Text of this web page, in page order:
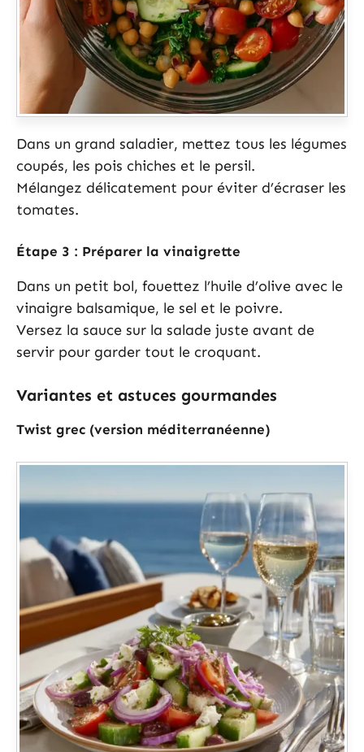
Dans un grand saladier, mettez tous les légumes
coupés, les pois chiches et le persil.
Mélangez délicatement pour éviter d’écraser les
tomates.
Étape 3 : Préparer la vinaigrette
Dans un petit bol, fouettez l’huile d’olive avec le
vinaigre balsamique, le sel et le poivre.
Versez la sauce sur la salade juste avant de
servir pour garder tout le croquant.
Variantes et astuces gourmandes
Twist grec (version méditerranéenne)